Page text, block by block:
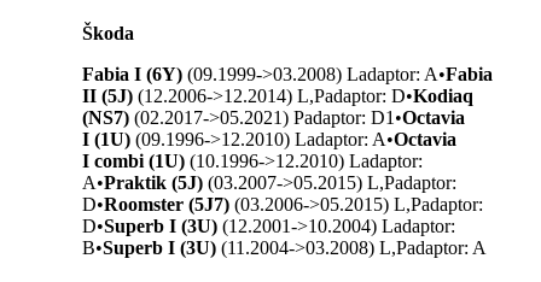
Škoda
Fabia I (6Y) (09.1999->03.2008) Ladaptor: A•Fabia
II (5J) (12.2006->12.2014) L,Padaptor: D•Kodiaq
(NS7) (02.2017->05.2021) Padaptor: D1 •Octavia
I (1U) (09.1996->12.2010) Ladaptor: A•Octavia
I combi (1U) (10.1996->12.2010) Ladaptor:
A•Praktik (5J) (03.2007->05.2015) L,Padaptor:
D•Roomster (5J7) (03.2006->05.2015) L,Padaptor:
D•Superb I (3U) (12.2001->10.2004) Ladaptor:
B•Superb I (3U) (11.2004->03.2008) L,Padaptor: A